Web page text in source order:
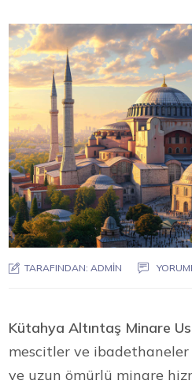
TARAFINDAN: ADMIN
Kütahya Altıntaş Minare
mescitler ve
ve uzun ömürlü minare